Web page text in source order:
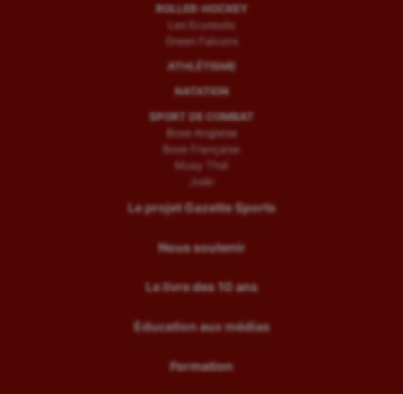
ROLLER-HOCKEY
Les Ecureuils
Green Falcons
ATHLÉTISME
NATATION
SPORT DE COMBAT
Boxe Anglaise
Boxe Française
Muay Thaï
Judo
Le projet Gazette Sports
Nous soutenir
Le livre des 10 ans
Education aux médias
Formation